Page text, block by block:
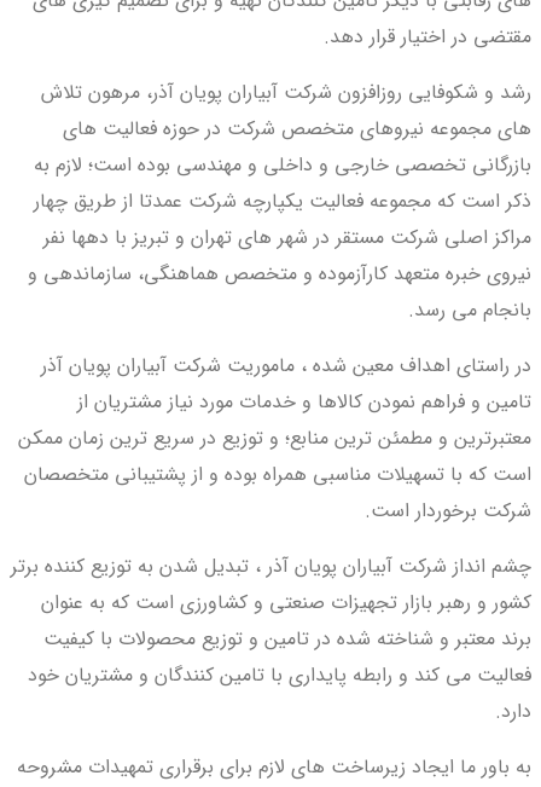
مقتضی در اختیار قرار دهد.
رشد و شکوفایی روزافزون شرکت آبیاران پویان آذر، مرهون تلاش
های مجموعه نیروهای متخصص شرکت در حوزه فعالیت های
بازرگانی تخصصی خارجی و داخلی و مهندسی بوده است؛ لازم به
ذکر است که مجموعه فعالیت یکپارچه شرکت عمدتا از طریق چهار
مراکز اصلی شرکت مستقر در شهر های تهران و تبریز با دهها نفر
نیروی خبره متعهد کارآزموده و متخصص هماهنگی، سازماندهی و
بانجام می رسد.
در راستای اهداف معین شده ، ماموریت شرکت آبیاران پویان آذر
تامین و فراهم نمودن کالاها و خدمات مورد نیاز مشتریان از
معتبرترین و مطمئن ترین منابع؛ و توزیع در سریع ترین زمان ممکن
است که با تسهیلات مناسبی همراه بوده و از پشتیبانی متخصصان
شرکت برخوردار است.
چشم انداز شرکت آبیاران پویان آذر ، تبدیل شدن به توزیع کننده برتر
کشور و رهبر بازار تجهیزات صنعتی و کشاورزی است که به عنوان
برند معتبر و شناخته شده در تامین و توزیع محصولات با کیفیت
فعالیت می کند و رابطه پایداری با تامین کنندگان و مشتریان خود
دارد.
به باور ما ایجاد زیرساخت های لازم برای برقراری تمهیدات مشروحه